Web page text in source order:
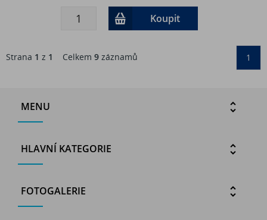
Koupit
Strana 1 z 1 Celkem 9 záznamů 1
MENU
HLAVNÍ KATEGORIE
FOTOGALERIE